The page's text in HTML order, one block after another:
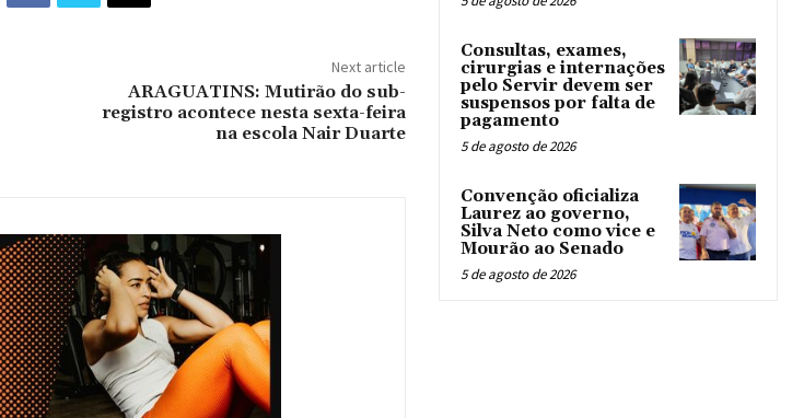
Next article
ARAGUATINS: Mutirão do sub-
registro acontece nesta sexta-feira
na escola Nair Duarte
Consultas, exames,
cirurgias e internações
pelo Servir devem ser
suspensos por falta de
pagamento
5 de agosto de 2026
Convenção oficializa
Laurez ao governo,
Silva Neto como vice e
Mourão ao Senado
5 de agosto de 2026